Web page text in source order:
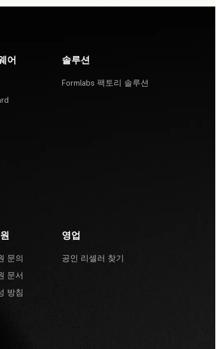
어 솔루션
Formlabs 팩토리 솔루션
문의
문서
방침
영업
공인 리셀러 찾기